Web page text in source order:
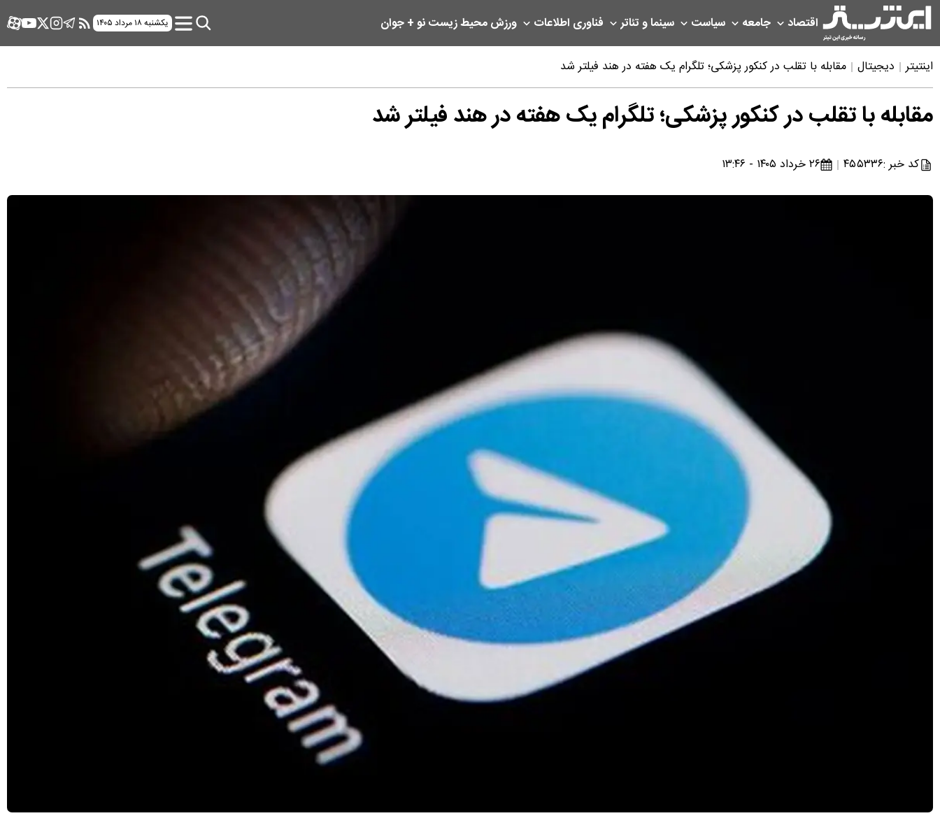
اقتصاد جامعه سیاست سینما و تئاتر فناوری اطلاعات ورزشمحیط زیستنو + جوان یکشنبه ۱۸ مرداد ۱۴۰۵
اینتیتر دیجیتال مقابله با تقلب در کنکور پزشکی؛ تلگرام یک هفته در هند فیلتر شد
مقابله با تقلب در کنکور پزشکی؛ تلگرام یک هفته در هند فیلتر شد
کد خبر :۴۵۵۳۳۶ ۲۶ خرداد ۱۴۰۵ - ۱۳:۴۶